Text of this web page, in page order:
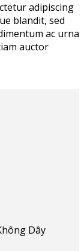
adipiscing
blandit, sed
ac urna
auctor
Dây